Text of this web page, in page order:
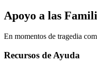
Apoyo a las
En momentos de tragedia
Recursos de Ayuda